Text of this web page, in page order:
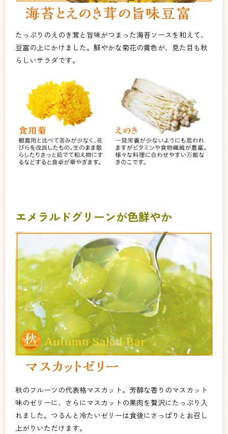
たっぷりのえのき茸と旨味がつまった海苔ソースを和えて、
豆富の上にかけました。鮮やかな菊花の黄色が、見た目も秋
らしいサラダです。
エメラルドグリーンが色鮮やか
秋のフルーツの代表格マスカット。芳醇な香りのマスカット
味のゼリーに、さらにマスカットの果肉を贅沢にたっぷり入
れました。つるんと冷たいゼリーは食後にさっぱりとお召し
上がりいただけます。